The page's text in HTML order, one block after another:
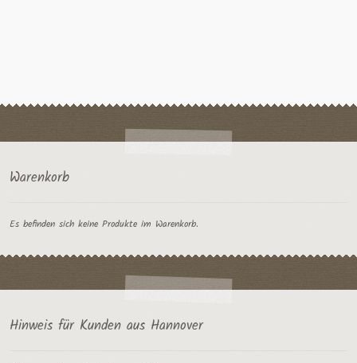
können
Warenkorb
Es befinden sich keine Produkte im Warenkorb.
Hinweis für Kunden aus Hannover